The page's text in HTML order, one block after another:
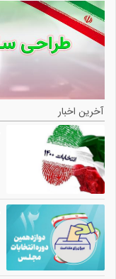
آخرین اخبار